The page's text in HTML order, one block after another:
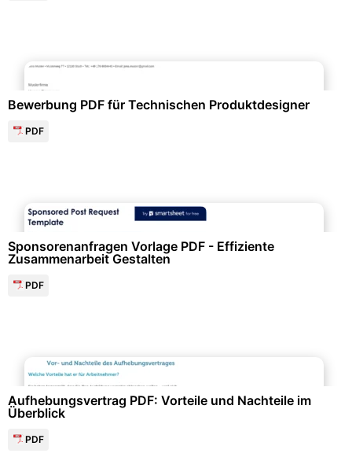
Bewerbung PDF für Technischen Produktdesigner
PDF
Sponsorenanfragen Vorlage PDF - Effiziente
Zusammenarbeit Gestalten
PDF
Aufhebungsvertrag PDF: Vorteile und Nachteile im
Überblick
PDF